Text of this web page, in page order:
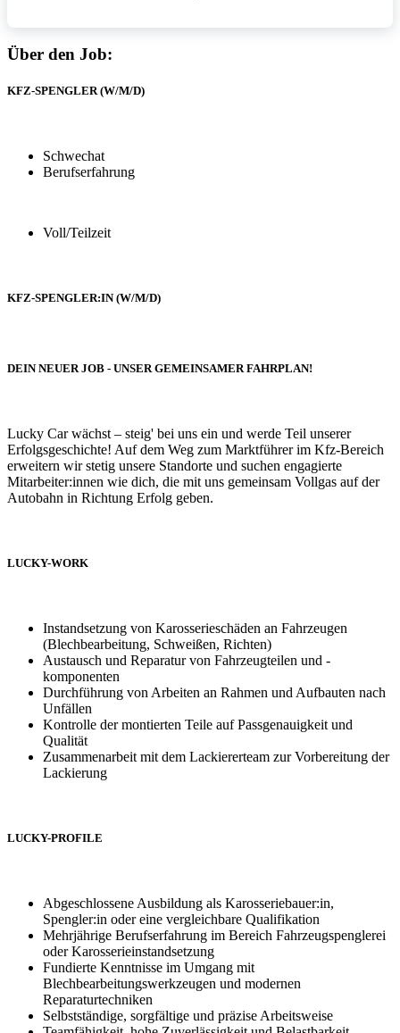
Über den Job:
KFZ-SPENGLER (W/M/D)
Schwechat
Berufserfahrung
Voll/Teilzeit
KFZ-SPENGLER:IN (W/M/D)
DEIN NEUER JOB - UNSER GEMEINSAMER FAHRPLAN!
Lucky Car wächst – steig' bei uns ein und werde Teil unserer
Erfolgsgeschichte! Auf dem Weg zum Marktführer im Kfz-Bereich
erweitern wir stetig unsere Standorte und suchen engagierte
Mitarbeiter:innen wie dich, die mit uns gemeinsam Vollgas auf der
Autobahn in Richtung Erfolg geben.
LUCKY-WORK
Instandsetzung von Karosserieschäden an Fahrzeugen
(Blechbearbeitung, Schweißen, Richten)
Austausch und Reparatur von Fahrzeugteilen und -
komponenten
Durchführung von Arbeiten an Rahmen und Aufbauten nach
Unfällen
Kontrolle der montierten Teile auf Passgenauigkeit und
Qualität
Zusammenarbeit mit dem Lackiererteam zur Vorbereitung der
Lackierung
LUCKY-PROFILE
Abgeschlossene Ausbildung als Karosseriebauer:in,
Spengler:in oder eine vergleichbare Qualifikation
Mehrjährige Berufserfahrung im Bereich Fahrzeugspenglerei
oder Karosserieinstandsetzung
Fundierte Kenntnisse im Umgang mit
Blechbearbeitungswerkzeugen und modernen
Reparaturtechniken
Selbstständige, sorgfältige und präzise Arbeitsweise